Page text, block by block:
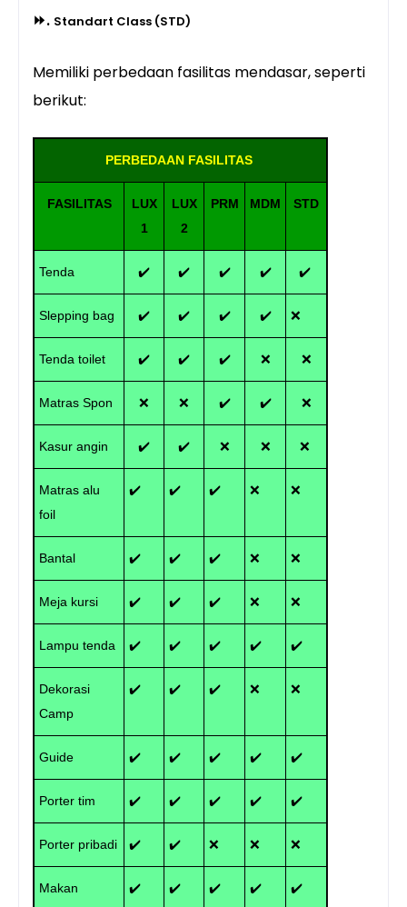
⏩. Standart Class (STD)
Memiliki perbedaan fasilitas mendasar, seperti
berikut:
PERBEDAAN FASILITAS
FASILITAS
LUX
1
LUX
2
PRM MDM STD
Tenda ✔️ ✔️ ✔️ ✔️ ✔️
Slepping bag ✔️ ✔️ ✔️ ✔️ ❌
Tenda toilet ✔️ ✔️ ✔️ ❌ ❌
Matras Spon ❌ ❌ ✔️ ✔️ ❌
Kasur angin ✔️ ✔️ ❌ ❌ ❌
Matras alu
foil
✔️ ✔️ ✔️ ❌ ❌
Bantal ✔️ ✔️ ✔️ ❌ ❌
Meja kursi ✔️ ✔️ ✔️ ❌ ❌
Lampu tenda ✔️ ✔️ ✔️ ✔️ ✔️
Dekorasi
Camp
✔️ ✔️ ✔️ ❌ ❌
Guide ✔️ ✔️ ✔️ ✔️ ✔️
Porter tim ✔️ ✔️ ✔️ ✔️ ✔️
Porter pribadi ✔️ ✔️ ❌ ❌ ❌
Makan ✔️ ✔️ ✔️ ✔️ ✔️